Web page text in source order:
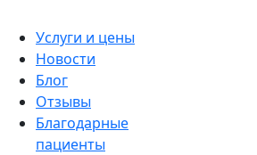
Услуги и цены
Новости
Блог
Отзывы
Благодарные
пациенты